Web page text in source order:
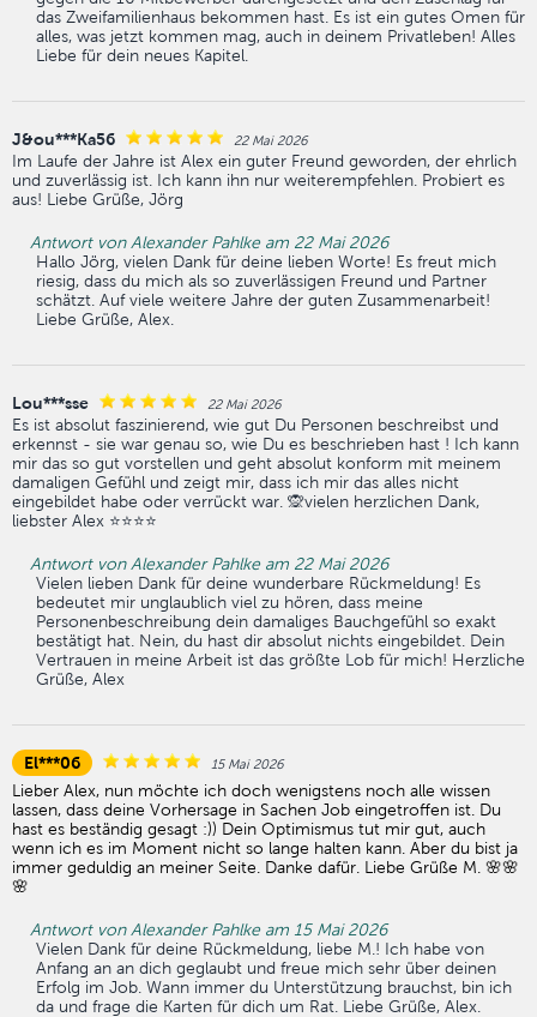
das Zweifamilienhaus bekommen hast. Es ist ein gutes Omen für
alles, was jetzt kommen mag, auch in deinem Privatleben! Alles
Liebe für dein neues Kapitel.
J&ou***Ka56 22 Mai 2026
Im Laufe der Jahre ist Alex ein guter Freund geworden, der ehrlich
und zuverlässig ist. Ich kann ihn nur weiterempfehlen. Probiert es
aus! Liebe Grüße, Jörg
Antwort von Alexander Pahlke am 22 Mai 2026
Hallo Jörg, vielen Dank für deine lieben Worte! Es freut mich
riesig, dass du mich als so zuverlässigen Freund und Partner
schätzt. Auf viele weitere Jahre der guten Zusammenarbeit!
Liebe Grüße, Alex.
Lou***sse 22 Mai 2026
Es ist absolut faszinierend, wie gut Du Personen beschreibst und
erkennst - sie war genau so, wie Du es beschrieben hast ! Ich kann
mir das so gut vorstellen und geht absolut konform mit meinem
damaligen Gefühl und zeigt mir, dass ich mir das alles nicht
eingebildet habe oder verrückt war. 🙊vielen herzlichen Dank,
liebster Alex ⭐️⭐️⭐️⭐️
Antwort von Alexander Pahlke am 22 Mai 2026
Vielen lieben Dank für deine wunderbare Rückmeldung! Es
bedeutet mir unglaublich viel zu hören, dass meine
Personenbeschreibung dein damaliges Bauchgefühl so exakt
bestätigt hat. Nein, du hast dir absolut nichts eingebildet. Dein
Vertrauen in meine Arbeit ist das größte Lob für mich! Herzliche
Grüße, Alex
El***06 15 Mai 2026
Lieber Alex, nun möchte ich doch wenigstens noch alle wissen
lassen, dass deine Vorhersage in Sachen Job eingetroffen ist. Du
hast es beständig gesagt :)) Dein Optimismus tut mir gut, auch
wenn ich es im Moment nicht so lange halten kann. Aber du bist ja
immer geduldig an meiner Seite. Danke dafür. Liebe Grüße M. 🌸🌸
🌸
Antwort von Alexander Pahlke am 15 Mai 2026
Vielen Dank für deine Rückmeldung, liebe M.! Ich habe von
Anfang an an dich geglaubt und freue mich sehr über deinen
Erfolg im Job. Wann immer du Unterstützung brauchst, bin ich
da und frage die Karten für dich um Rat. Liebe Grüße, Alex.